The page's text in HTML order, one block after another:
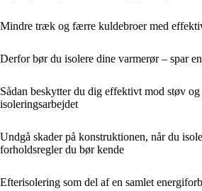
Mindre træk og færre kuldebroer med
Derfor bør du isolere dine varmerør – spar
Sådan beskytter du dig effektivt mod støv
isoleringsarbejdet
Undgå skader på konstruktionen, når du
forholdsregler du bør kende
Efterisolering som del af en samlet